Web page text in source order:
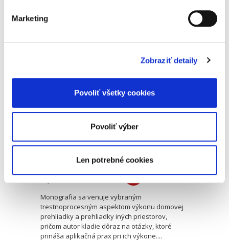
Marketing
Zobraziť detaily
Povoliť všetky cookies
Povoliť výber
Len potrebné cookies
informácií, poznatkov a odborných názorov v
oblasti compliance. Obsahuje podrobné...
Vybrané
aspekty výkonu
domovej prehliadky
a prehliadky iných
priestorov
22,00 € s DPH
20,95 €bez DPH
Monografia sa venuje vybraným
trestnoprocesným aspektom výkonu domovej
prehliadky a prehliadky iných priestorov,
pričom autor kladie dôraz na otázky, ktoré
prináša aplikačná prax pri ich výkone....